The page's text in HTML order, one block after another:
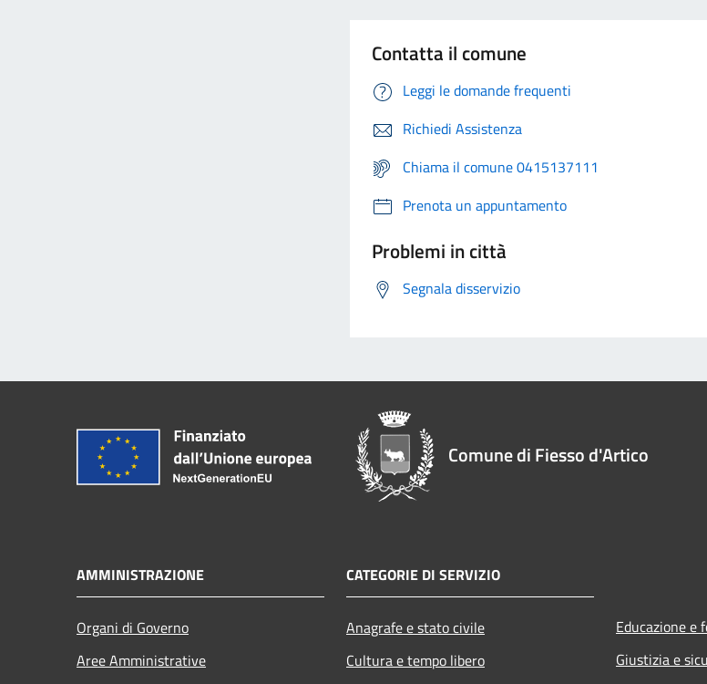
Contatta il comune
Leggi le domande frequenti
Richiedi Assistenza
Chiama il comune 0415137111
Prenota un appuntamento
Problemi in città
Segnala disservizio
Comune di Fiesso d'Artico
AMMINISTRAZIONE
Organi di Governo
Aree Amministrative
CATEGORIE DI SERVIZIO
Anagrafe e stato civile
Cultura e tempo libero
Educazione e
Giustizia e